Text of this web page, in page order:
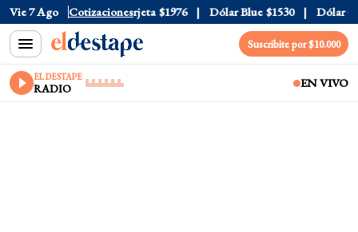
Vie 7 Ago Cotizaciones
$1520 Dólar Tarjeta $1976 Dólar Blue $1530 Dólar CCL
Suscribite por $10.000
EL DESTAPE
RADIO EN VIVO